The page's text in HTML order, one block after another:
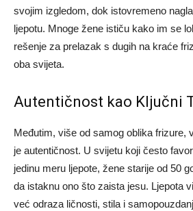
svojim izgledom, dok istovremeno
ljepotu. Mnoge žene ističu kako im se
rešenje za prelazak s dugih na kraće
oba svijeta.
Autentičnost kao Ključni
Međutim, više od samog oblika frizure,
je autentičnost. U svijetu koji često
jedinu meru ljepote, žene starije od 50
da istaknu ono što zaista jesu. Ljepota
već odraza ličnosti, stila i